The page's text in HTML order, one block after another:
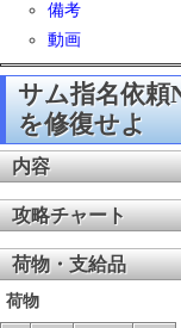
備考
動画
サム指名依頼
を修復せよ
内容
攻略チャート
荷物・支給品
荷物